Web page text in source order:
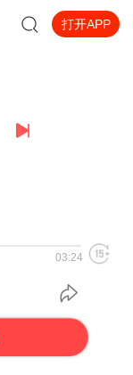
打开APP
03:24